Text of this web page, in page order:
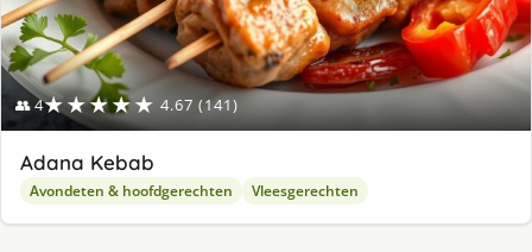
👥 4★★★★★ 4.67 (141)
Adana Kebab
Avondeten & hoofdgerechten Vleesgerechten